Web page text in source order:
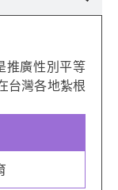
推廣性別平等
台灣各地紮根